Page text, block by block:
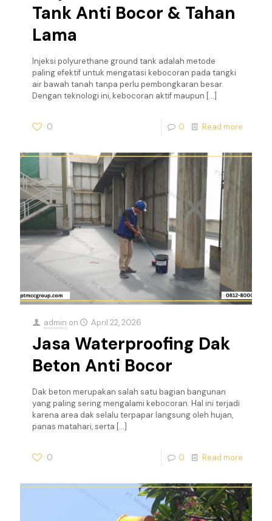
Tank Anti Bocor & Tahan
Lama
Injeksi polyurethane ground tank adalah metode
paling efektif untuk mengatasi kebocoran pada tangki
air bawah tanah tanpa perlu pembongkaran besar.
Dengan teknologi ini, kebocoran aktif maupun […]
0 0 Read more
admin on April 22, 2026
Jasa Waterproofing Dak
Beton Anti Bocor
Dak beton merupakan salah satu bagian bangunan
yang paling sering mengalami kebocoran. Hal ini terjadi
karena area dak selalu terpapar langsung oleh hujan,
panas matahari, serta […]
0 0 Read more